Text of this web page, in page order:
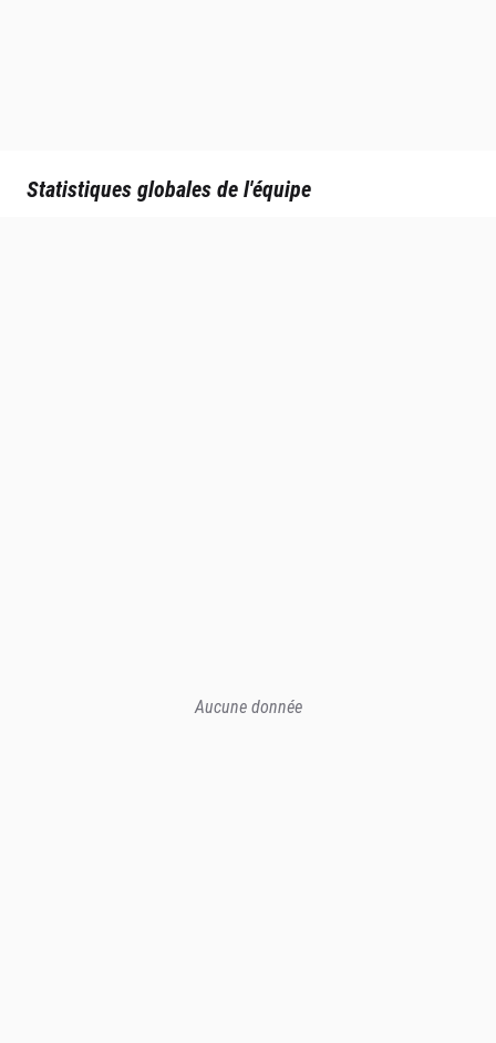
Statistiques globales de l'équipe
Aucune donnée